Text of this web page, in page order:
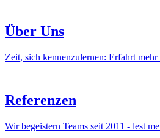
Über Uns
Zeit, sich kennenzulernen: Erfahrt
Referenzen
Wir begeistern Teams seit 2011 - lest